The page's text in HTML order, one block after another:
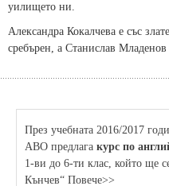
уилището ни.
Александра Кокалчева е със
сребърен, а Станислав
През учебната 2016/2017
АВО предлага курс по
1-ви до 6-ти клас, който ще
Кънчев“ Повече>>